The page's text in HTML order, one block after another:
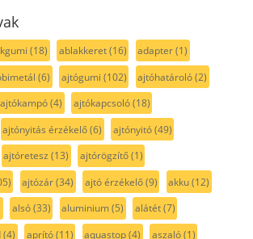
(18) ablakkeret(16) adapter(1)
(6) ajtógumi (102) ajtóhatároló(2)
ajtókampó(4) ajtókapcsoló(18)
ajtónyitás érzékelő(6) ajtónyitó(49)
ajtóretesz (13) ajtórögzítő(1)
ajtózár(34) ajtó érzékelő(9) akku(12)
alsó(33) aluminium(5) alátét(7)
(4) aprító(11) aquastop(4) aszaló(1)